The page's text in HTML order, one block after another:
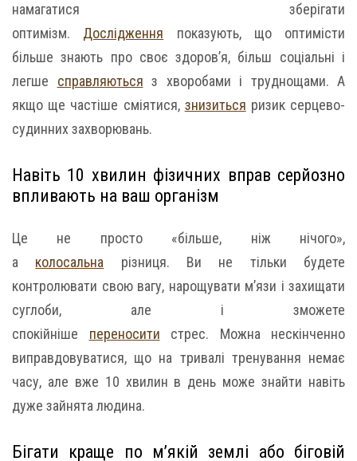
намагатися зберігати
оптимізм. Дослідження показують, що оптимісти
більше знають про своє здоров’я, більш соціальні і
легше справляються з хворобами і труднощами. А
якщо ще частіше сміятися, знизиться ризик серцево-
судинних захворювань.
Навіть 10 хвилин фізичних вправ серйозно
впливають на ваш організм
Це не просто «більше, ніж нічого»,
а колосальна різниця. Ви не тільки будете
контролювати свою вагу, нарощувати м’язи і захищати
суглоби, але і зможете
спокійніше переносити стрес. Можна нескінченно
виправдовуватися, що на тривалі тренування немає
часу, але вже 10 хвилин в день може знайти навіть
дуже зайнята людина.
Бігати краще по м’якій землі або біговій